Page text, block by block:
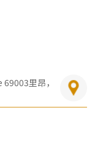
里昂，